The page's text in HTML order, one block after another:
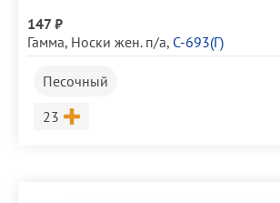
147 ₽
Гамма, Носки жен. п/а, С-693(Г)
Песочный
Размер
23